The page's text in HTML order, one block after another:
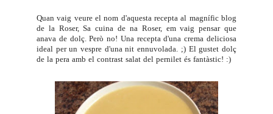
Quan vaig veure el nom d'aquesta recepta al magnífic blog
de la Roser,Sa cuina de na Roser, em vaig pensar que
anava de dolç. Però no! Una recepta d'una crema deliciosa
ideal per un vespre d'una nit ennuvolada. ;) El gustet dolç
de la pera amb el contrast salat del pernilet és fantàstic! :)